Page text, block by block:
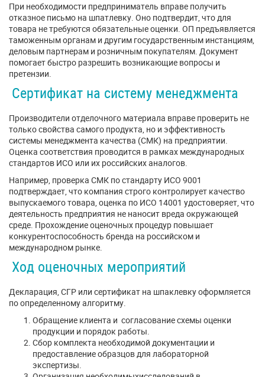
При необходимости предприниматель вправе получить
отказное письмо на шпатлевку. Оно подтвердит, что для
товара не требуются обязательные оценки. ОП предъявляется
таможенным органам и другим государственным инстанциям,
деловым партнерам и розничным покупателям. Документ
помогает быстро разрешить возникающие вопросы и
претензии.
Сертификат на систему менеджмента
Производители отделочного материала вправе проверить не
только свойства самого продукта, но и эффективность
системы менеджмента качества (СМК) на предприятии.
Оценка соответствия проводится в рамках международных
стандартов ИСО или их российских аналогов.
Например, проверка СМК по стандарту ИСО 9001
подтверждает, что компания строго контролирует качество
выпускаемого товара, оценка по ИСО 14001 удостоверяет, что
деятельность предприятия не наносит вреда окружающей
среде. Прохождение оценочных процедур повышает
конкурентоспособность бренда на российском и
международном рынке.
Ход оценочных мероприятий
Декларация, СГР или сертификат на шпаклевку оформляется
по определенному алгоритму.
Обращение клиента и согласование схемы оценки
продукции и порядок работы.
Сбор комплекта необходимой документации и
предоставление образцов для лабораторной
экспертизы.